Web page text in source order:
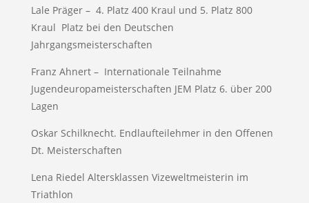
Lale Präger – 4. Platz 400 Kraul und 5. Platz 800
Kraul Platz bei den Deutschen
Jahrgangsmeisterschaften
Franz Ahnert – Internationale Teilnahme
Jugendeuropameisterschaften JEM Platz 6. über 200
Lagen
Oskar Schilknecht. Endlaufteilehmer in den Offenen
Dt. Meisterschaften
Lena Riedel Altersklassen Vizeweltmeisterin im
Triathlon